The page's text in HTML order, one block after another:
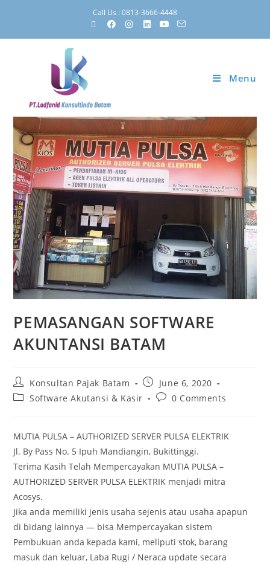
Call Us : 0813-3666-4448
Menu
PEMASANGAN SOFTWARE
AKUNTANSI BATAM
Konsultan Pajak Batam
June 6, 2020
Software Akutansi & Kasir
0 Comments
MUTIA PULSA – AUTHORIZED SERVER PULSA ELEKTRIK
Jl. By Pass No. 5 Ipuh Mandiangin, Bukittinggi.
Terima Kasih Telah Mempercayakan MUTIA PULSA –
AUTHORIZED SERVER PULSA ELEKTRIK menjadi mitra
Acosys.
Jika anda memiliki jenis usaha sejenis atau usaha apapun
di bidang lainnya — bisa Mempercayakan sistem
Pembukuan anda kepada kami, meliputi stok, barang
masuk dan keluar, Laba Rugi / Neraca update secara